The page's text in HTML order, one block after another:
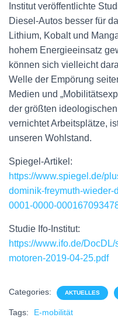
Institut veröffentlichte
Diesel-Autos besser für
Lithium, Kobalt und
hohem Energieeinsatz
können sich vielleicht
Welle der Empörung
Medien und
der größten
vernichtet Arbeitsplätze,
unseren Wohlstand.
Spiegel-Artikel:
https://www.spiegel.de/
dominik-freymuth-
0001-0000-
Studie Ifo-Institut:
https://www.ifo.de/
motoren-2019-04-25.pdf
Categories: AKTUELLES
Tags: E-mobilität